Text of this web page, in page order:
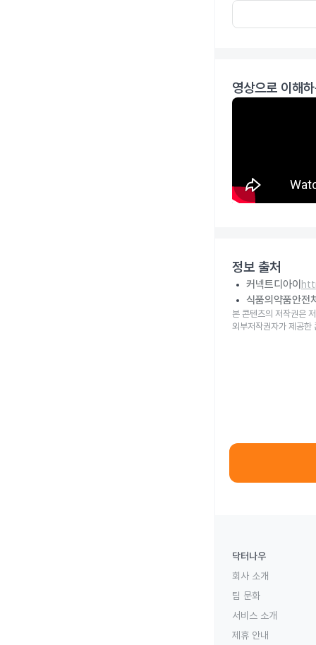
영상으로 이해
정보 출처
커넥트디아이
식품의약품안전
본 콘텐츠의 저작권은
외부저작권자가 제공한
닥터나우
회사 소개
팀 문화
서비스 소개
제휴 안내